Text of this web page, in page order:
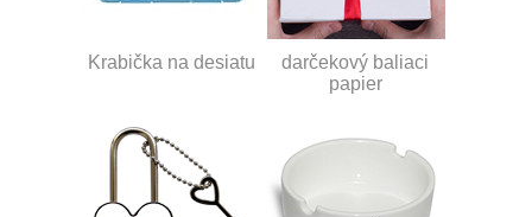
Krabička na desiatu
darčekový baliaci
papier